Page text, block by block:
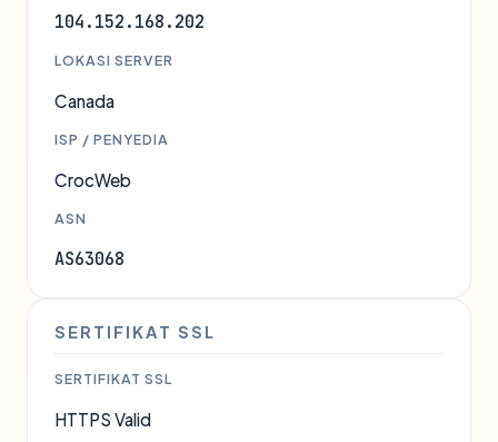
104.152.168.202
LOKASI SERVER
Canada
ISP / PENYEDIA
CrocWeb
ASN
AS63068
SERTIFIKAT SSL
SERTIFIKAT SSL
HTTPS Valid